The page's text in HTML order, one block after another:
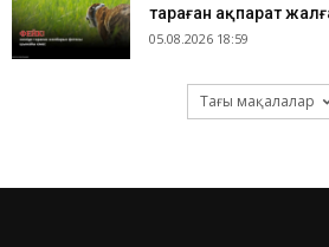
тараған ақпарат
05.08.2026 18:59
Тағы мақалалар